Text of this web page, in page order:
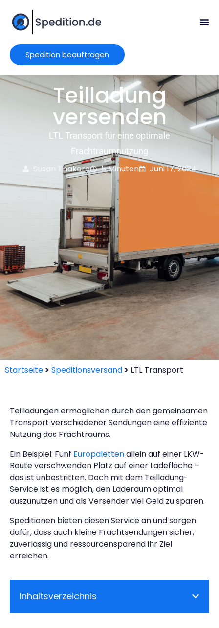
Spedition beauftragen
Teilladung
versenden
LTL Transport für eine optimale
Frachtraumnutzung
Susan Thakore 5 Minuten Juni 17, 2024
Startseite > Speditionsversand > LTL Transport
Teilladungen ermöglichen durch den gemeinsamen
Transport verschiedener Sendungen eine effiziente
Nutzung des Frachtraums.
Ein Beispiel: Fünf Europalettenallein auf einer LKW-
Route verschwenden Platz auf einer Ladefläche –
das ist unbestritten. Doch mit dem Teilladung-
Service ist es möglich, den Laderaum optimal
auszunutzen und als Versender viel Geld zu sparen.
Speditionen bieten diesen Service an und sorgen
dafür, dass auch kleine Frachtsendungen sicher,
zuverlässig und ressourcensparend ihr Ziel
erreichen.
Inhaltsverzeichnis